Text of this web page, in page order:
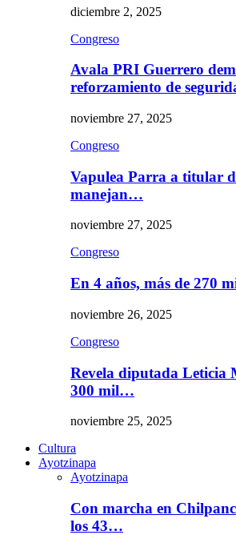
diciembre 2, 2025
Congreso
Avala PRI Guerrero
reforzamiento de
noviembre 27, 2025
Congreso
Vapulea Parra a titular
manejan…
noviembre 27, 2025
Congreso
En 4 años, más de 270
noviembre 26, 2025
Congreso
Revela diputada Leticia
300 mil…
noviembre 25, 2025
Cultura
Ayotzinapa
Ayotzinapa
Con marcha en
los 43…